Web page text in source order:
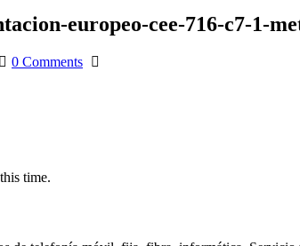
europeo-cee-716-c7-1-
0 Comments
time.